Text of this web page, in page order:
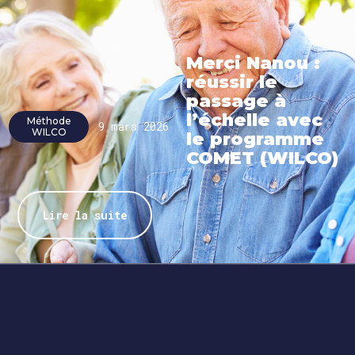
Méthode
WILCO
9 mars 2026
Merci Nanou :
réussir le
passage à
l’échelle avec
le programme
COMET (WILCO)
Lire la suite